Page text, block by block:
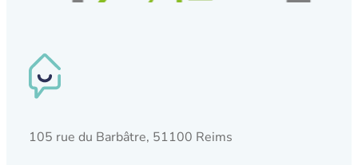
105 rue du Barbâtre, 51100 Reims